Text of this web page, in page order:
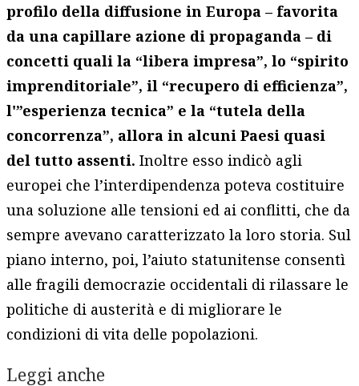
profilo della diffusione in Europa – favorita
da una capillare azione di propaganda – di
concetti quali la “libera impresa”, lo “spirito
imprenditoriale”, il “recupero di efficienza”,
l'”esperienza tecnica” e la “tutela della
concorrenza”, allora in alcuni Paesi quasi
del tutto assenti.Inoltre esso indicò agli
europei che l’interdipendenza poteva costituire
una soluzione alle tensioni ed ai conflitti, che da
sempre avevano caratterizzato la loro storia. Sul
piano interno, poi, l’aiuto statunitense consentì
alle fragili democrazie occidentali di rilassare le
politiche di austerità e di migliorare le
condizioni di vita delle popolazioni.
Leggi anche